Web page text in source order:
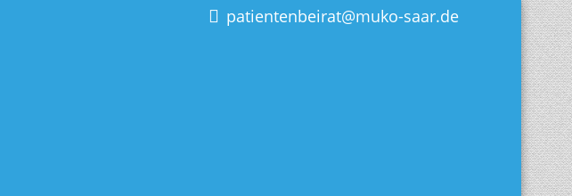
patientenbeirat@muko-saar.de